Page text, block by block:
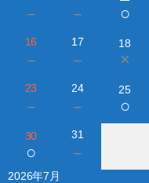
－ － ○
16
－
17
－
18
×
23
－
24
－
25
○
30
○
31
－
2026年7月